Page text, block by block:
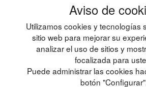
Ingresa a tu cuenta
Mueble
Para
Tienda
© deportesup.com - Todos los
Aviso de
Utilizamos cookies y tecnologías
sitio web para mejorar su
analizar el uso de sitios y
focalizada para
Puede administrar las cookies
botón